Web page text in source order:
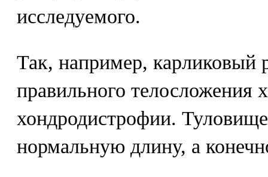
исследуемого.
Так, например, карликовый
правильного телосложения
хондродистрофии.
нормальную длину, а